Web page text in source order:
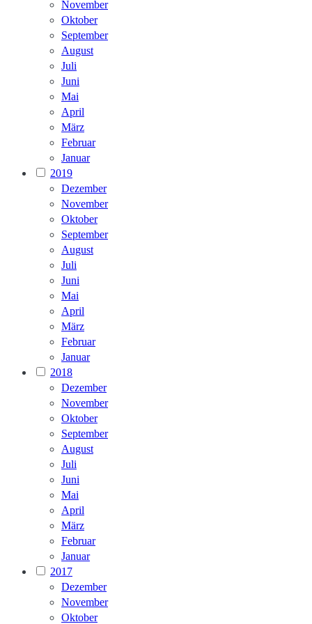
November
Oktober
September
August
Juli
Juni
Mai
April
März
Februar
Januar
2019
Dezember
November
Oktober
September
August
Juli
Juni
Mai
April
März
Februar
Januar
2018
Dezember
November
Oktober
September
August
Juli
Juni
Mai
April
März
Februar
Januar
2017
Dezember
November
Oktober